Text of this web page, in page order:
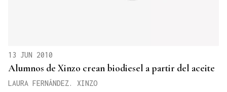
13 JUN 2010
Alumnos de Xinzo crean biodiesel a partir del aceite
LAURA FERNÁNDEZ. XINZO